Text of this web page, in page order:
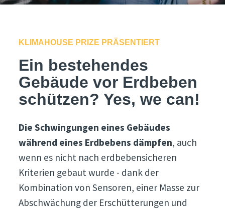
KLIMAHOUSE PRIZE PRÄSENTIERT
Ein bestehendes
Gebäude vor Erdbeben
schützen? Yes, we can!
Die Schwingungen eines Gebäudes
während eines Erdbebens dämpfen, auch
wenn es nicht nach erdbebensicheren
Kriterien gebaut wurde - dank der
Kombination von Sensoren, einer Masse zur
Abschwächung der Erschütterungen und